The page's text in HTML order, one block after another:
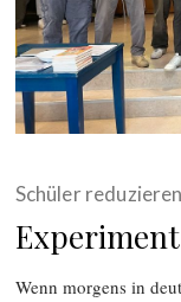
Schüler
Wenn morgens in